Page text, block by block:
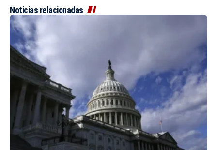
Noticias relacionadas